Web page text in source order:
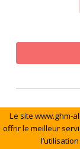
© Le Groupe de
Le site www.ghm-
offrir le meilleur